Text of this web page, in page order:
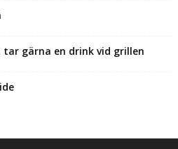
tar gärna en drink vid grillen